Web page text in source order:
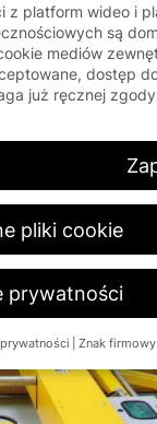
z platform wideo i
są
mediów
dostęp
już ręcznej
pliki cookie
prywatności
Znak firmowy
musisz